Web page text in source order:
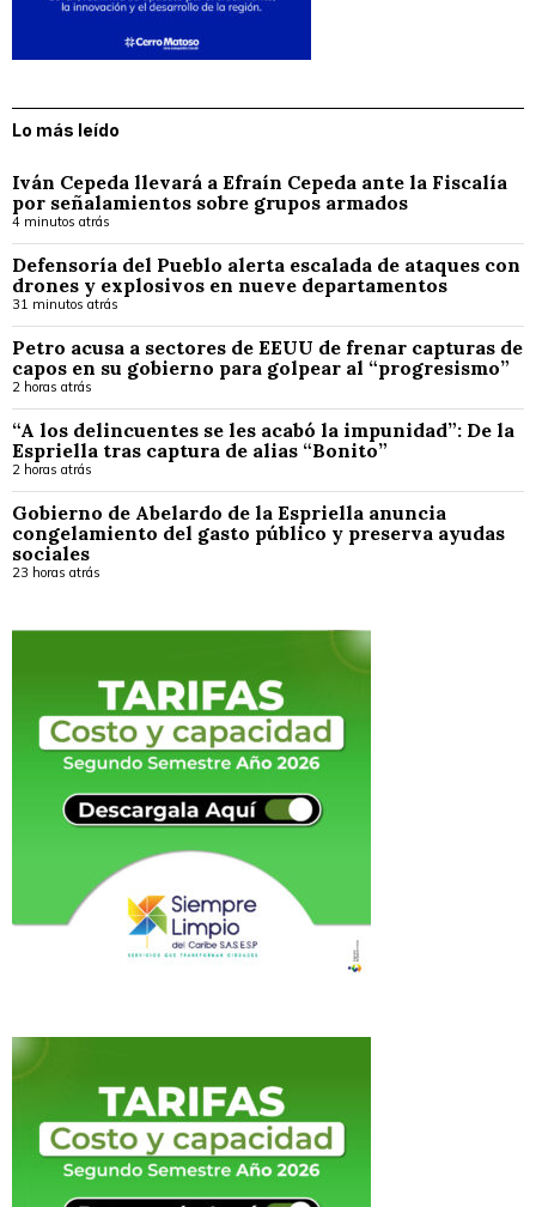
Lo más leído
Iván Cepeda llevará a Efraín Cepeda ante la Fiscalía
por señalamientos sobre grupos armados
4 minutos atrás
Defensoría del Pueblo alerta escalada de ataques con
drones y explosivos en nueve departamentos
31 minutos atrás
Petro acusa a sectores de EEUU de frenar capturas de
capos en su gobierno para golpear al “progresismo”
2 horas atrás
“A los delincuentes se les acabó la impunidad”: De la
Espriella tras captura de alias “Bonito”
2 horas atrás
Gobierno de Abelardo de la Espriella anuncia
congelamiento del gasto público y preserva ayudas
sociales
23 horas atrás